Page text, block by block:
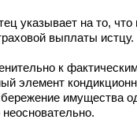
указывает на то,
выплаты истцу.
к
элемент
имущества